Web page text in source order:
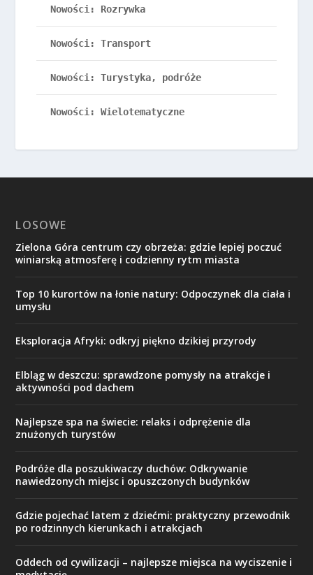
Nowości: Rozrywka
Nowości: Transport
Nowości: Turystyka, podróże
Nowości: Wielotematyczne
LOSOWE
Zielona Góra centrum czy obrzeża: gdzie lepiej poczuć
winiarską atmosferę i codzienny rytm miasta
Top 10 kurortów na łonie natury: Odpoczynek dla ciała i
umysłu
Eksploracja Afryki: odkryj piękno dzikiej przyrody
Elbląg w deszczu: sprawdzone pomysły na atrakcje i
aktywności pod dachem
Najlepsze spa na świecie: relaks i odprężenie dla
znużonych turystów
Podróże dla poszukiwaczy duchów: Odkrywanie
nawiedzonych miejsc i opuszczonych budynków
Gdzie pojechać latem z dziećmi: praktyczny przewodnik
po rodzinnych kierunkach i atrakcjach
Oddech od cywilizacji – najlepsze miejsca na wyciszenie i